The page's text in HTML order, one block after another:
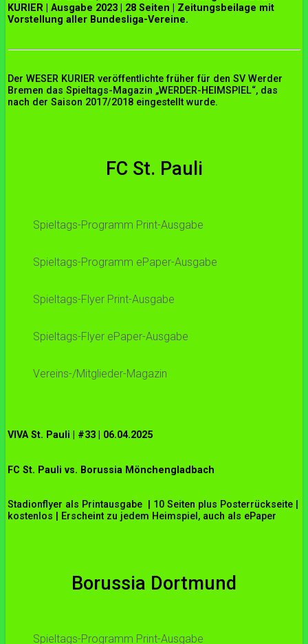
KURIER | Ausgabe 2023 | 28 Seiten | Zeitungsbeilage mit
Vorstellung aller Bundesliga-Vereine.
Der WESER KURIER veröffentlichte früher für den SV Werder
Bremen das Spieltags-Magazin „WERDER-HEIMSPIEL“, das
nach der Saison 2017/2018 eingestellt wurde.
FC St. Pauli
Spieltags-Programm Print-Ausgabe
Spieltags-Programm ePaper-Ausgabe
Spieltags-Flyer Print-Ausgabe
Spieltags-Flyer ePaper-Ausgabe
Vereins-/Mitglieder-Magazin
VIVA St. Pauli | #33 | 06.04.2025
FC St. Pauli vs. Borussia Mönchengladbach
Stadionflyer als Printausgabe | 10 Seiten plus Posterrückseite |
kostenlos | Erscheint zu jedem Heimspiel, auch als ePaper
Borussia Dortmund
Spieltags-Programm Print-Ausgabe